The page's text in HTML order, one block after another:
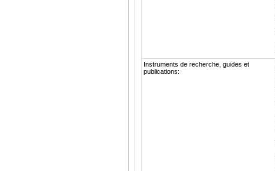
Instruments de recherche, guides et
publications: